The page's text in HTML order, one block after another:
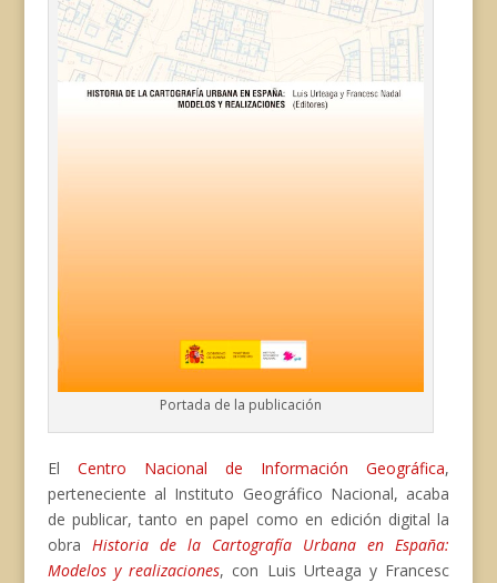
Portada de la publicación
El Centro Nacional de Información Geográfica,
perteneciente al Instituto Geográfico Nacional, acaba
de publicar, tanto en papel como en edición digital la
obra Historia de la Cartografía Urbana en España:
Modelos y realizaciones, con Luis Urteaga y Francesc